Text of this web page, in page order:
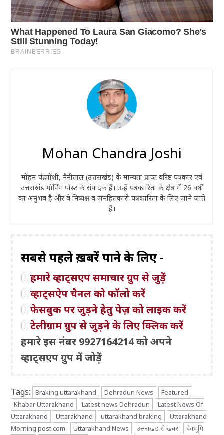
Mohan Chandra Joshi
मोहन चंद्र जोशी, नैनीताल (उत्तराखंड) के मान्यता प्राप्त वरिष्ठ पत्रकार एवं
उत्तराखंड मॉर्निंग पोस्ट के संपादक हैं। उन्हें पत्रकारिता के क्षेत्र में 26 वर्षों
का अनुभव है और वे निष्पक्ष व जनहितकारी पत्रकारिता के लिए जाने जाते
हैं।
सबसे पहले ख़बरें पाने के लिए -
हमारे व्हाट्सएप समाचार ग्रुप से जुड़ें
व्हाट्सऐप चैनल को फॉलो करें
फेसबुक पर जुड़ने हेतु पेज़ को लाइक करें
टेलीग्राम ग्रुप से जुड़ने के लिए क्लिक करें
हमारे इस नंबर 9927164214 को अपने
व्हाट्सएप ग्रुप में जोड़ें
Tags: Braking uttarakhand Dehradun News
Featured
Khabar Uttarakhand
Latest news Dehradun
Latest News Of
Uttarakhand
Uttarakhand uttarakhand braking
Uttarakhand
Morning post.com
Uttarakhand News उत्तराखंड से खबर
देवभूमि